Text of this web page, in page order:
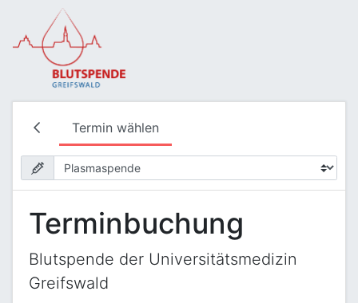
Termin wählen
Terminbuchung
Blutspende der Universitätsmedizin
Greifswald